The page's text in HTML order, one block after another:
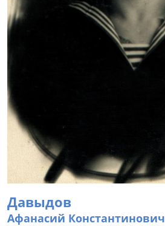
Давыдов
Афанасий Константинович